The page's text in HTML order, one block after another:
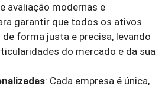
avaliação modernas e
garantir que todos os ativos
forma justa e precisa, levando
do mercado e da sua
: Cada empresa é única,